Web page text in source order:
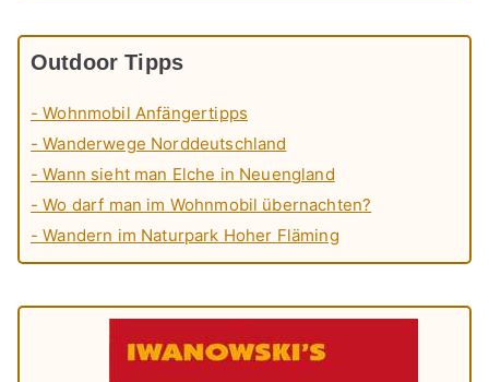
Outdoor Tipps
- Wohnmobil Anfängertipps
- Wanderwege Norddeutschland
- Wann sieht man Elche in Neuengland
- Wo darf man im Wohnmobil übernachten?
- Wandern im Naturpark Hoher Fläming